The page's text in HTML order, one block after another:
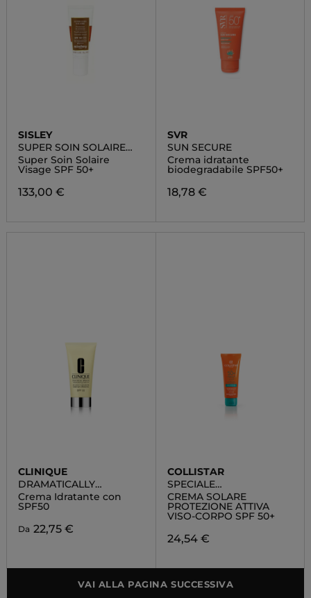
SISLEY
SUPER SOIN SOLAIRE
VISAGE SPF50+
Super Soin Solaire
Visage SPF 50+
133,00 €
SVR
SUN SECURE
Crema idratante
biodegradabile SPF50+
18,78 €
CLINIQUE
DRAMATICALLY
DIFFERENT
MOISTURIZING LOTION
SPF50
Crema Idratante con
SPF50
Da 22,75 €
COLLISTAR
SPECIALE
ABBRONZATURA
PERFETTA
CREMA SOLARE
PROTEZIONE ATTIVA
VISO-CORPO SPF 50+
24,54 €
VAI ALLA PAGINA SUCCESSIVA